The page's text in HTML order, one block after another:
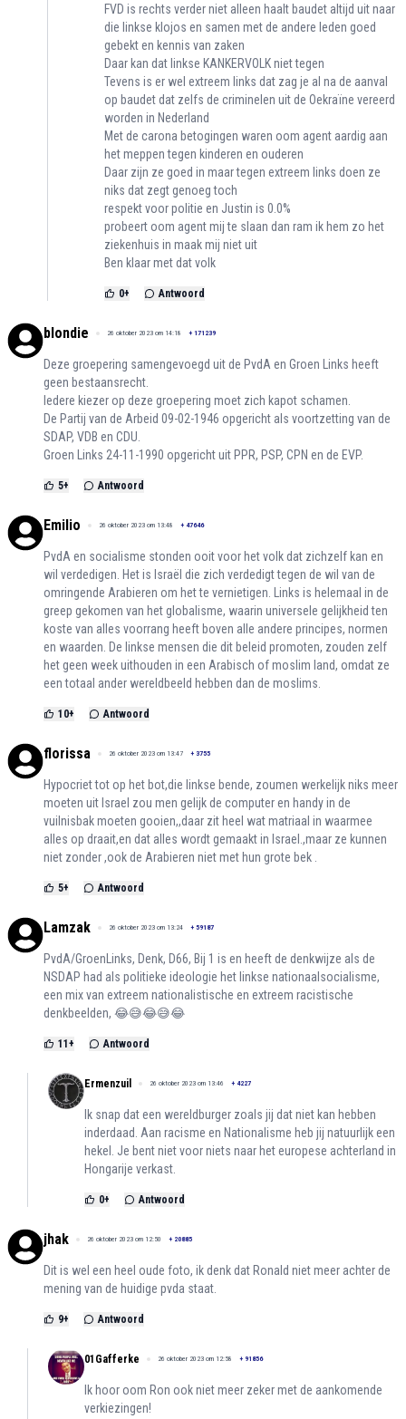
FVD is rechts verder niet alleen haalt baudet altijd uit naar
die linkse klojos en samen met de andere leden goed
gebekt en kennis van zaken
Daar kan dat linkse KANKERVOLK niet tegen
Tevens is er wel extreem links dat zag je al na de aanval
op baudet dat zelfs de criminelen uit de Oekraïne vereerd
worden in Nederland
Met de carona betogingen waren oom agent aardig aan
het meppen tegen kinderen en ouderen
Daar zijn ze goed in maar tegen extreem links doen ze
niks dat zegt genoeg toch
respekt voor politie en Justin is 0.0%
probeert oom agent mij te slaan dan ram ik hem zo het
ziekenhuis in maak mij niet uit
Ben klaar met dat volk
0+ Antwoord
blondie 26 oktober 2023 om 14:18 + 171239
Deze groepering samengevoegd uit de PvdA en Groen Links heeft
geen bestaansrecht.
Iedere kiezer op deze groepering moet zich kapot schamen.
De Partij van de Arbeid 09-02-1946 opgericht als voortzetting van de
SDAP, VDB en CDU.
Groen Links 24-11-1990 opgericht uit PPR, PSP, CPN en de EVP.
5+ Antwoord
Emilio 26 oktober 2023 om 13:48 + 47646
PvdA en socialisme stonden ooit voor het volk dat zichzelf kan en
wil verdedigen. Het is Israël die zich verdedigt tegen de wil van de
omringende Arabieren om het te vernietigen. Links is helemaal in de
greep gekomen van het globalisme, waarin universele gelijkheid ten
koste van alles voorrang heeft boven alle andere principes, normen
en waarden. De linkse mensen die dit beleid promoten, zouden zelf
het geen week uithouden in een Arabisch of moslim land, omdat ze
een totaal ander wereldbeeld hebben dan de moslims.
10+ Antwoord
florissa 26 oktober 2023 om 13:47 + 3755
Hypocriet tot op het bot,die linkse bende, zoumen werkelijk niks meer
moeten uit Israel zou men gelijk de computer en handy in de
vuilnisbak moeten gooien,,daar zit heel wat matriaal in waarmee
alles op draait,en dat alles wordt gemaakt in Israel.,maar ze kunnen
niet zonder ,ook de Arabieren niet met hun grote bek .
5+ Antwoord
Lamzak 26 oktober 2023 om 13:24 + 59187
PvdA/GroenLinks, Denk, D66, Bij 1 is en heeft de denkwijze als de
NSDAP had als politieke ideologie het linkse nationaalsocialisme,
een mix van extreem nationalistische en extreem racistische
denkbeelden, 😂😅😂😅😂
11 + Antwoord
Ermenzuil 26 oktober 2023 om 13:46 + 4227
Ik snap dat een wereldburger zoals jij dat niet kan hebben
inderdaad. Aan racisme en Nationalisme heb jij natuurlijk een
hekel. Je bent niet voor niets naar het europese achterland in
Hongarije verkast.
0+ Antwoord
jhak 26 oktober 2023 om 12:50 + 20885
Dit is wel een heel oude foto, ik denk dat Ronald niet meer achter de
mening van de huidige pvda staat.
9+ Antwoord
01Gafferke 26 oktober 2023 om 12:58 + 91856
Ik hoor oom Ron ook niet meer zeker met de aankomende
verkiezingen!